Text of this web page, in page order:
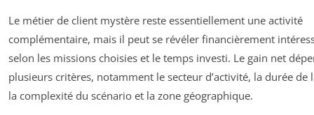
Le métier de client mystère reste essentiellement une activité
complémentaire, mais il peut se révéler financièrement
selon les missions choisies et le temps investi. Le gain net
plusieurs critères, notamment le secteur d’activité, la durée de
la complexité du scénario et la zone géographique.